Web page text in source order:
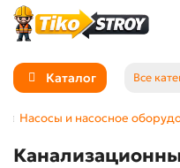
Каталог Все
Насосы и насосное